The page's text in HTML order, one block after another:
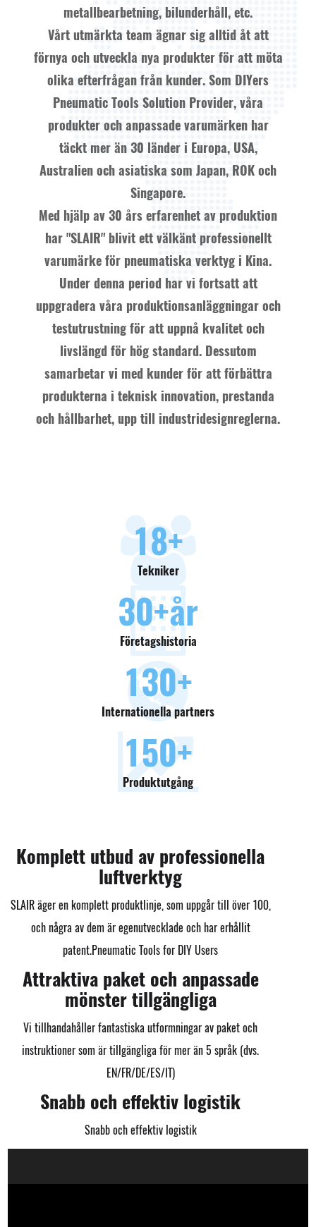
metallbearbetning, bilunderhåll, etc.
Vårt utmärkta team ägnar sig alltid åt att
förnya och utveckla nya produkter för att möta
olika efterfrågan från kunder. Som DIYers
Pneumatic Tools Solution Provider, våra
produkter och anpassade varumärken har
täckt mer än 30 länder i Europa, USA,
Australien och asiatiska som Japan, ROK och
Singapore.
Med hjälp av 30 års erfarenhet av produktion
har "SLAIR" blivit ett välkänt professionellt
varumärke för pneumatiska verktyg i Kina.
Under denna period har vi fortsatt att
uppgradera våra produktionsanläggningar och
testutrustning för att uppnå kvalitet och
livslängd för hög standard. Dessutom
samarbetar vi med kunder för att förbättra
produkterna i teknisk innovation, prestanda
och hållbarhet, upp till industridesignreglerna.
18+
Tekniker
30+år
Företagshistoria
130+
Internationella partners
150+
Produktutgång
Komplett utbud av professionella
luftverktyg
SLAIR äger en komplett produktlinje, som uppgår till över 100,
och några av dem är egenutvecklade och har erhållit
patent.Pneumatic Tools for DIY Users
Attraktiva paket och anpassade
mönster tillgängliga
Vi tillhandahåller fantastiska utformningar av paket och
instruktioner som är tillgängliga för mer än 5 språk (dvs.
EN/FR/DE/ES/IT)
Snabb och effektiv logistik
Snabb och effektiv logistik